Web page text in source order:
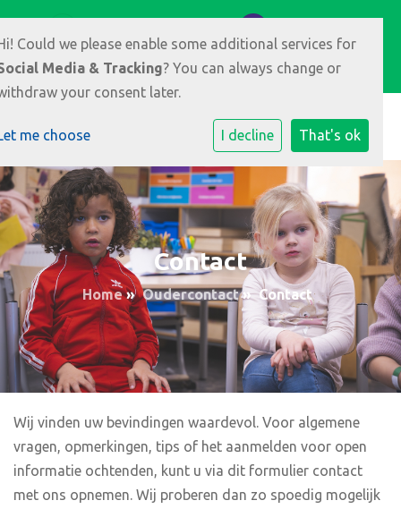
E-mailadres
Contact
Home» Oudercontact» Contact
Wij vinden uw bevindingen waardevol. Voor algemene
vragen, opmerkingen, tips of het aanmelden voor open
informatie ochtenden, kunt u via dit formulier contact
met ons opnemen. Wij proberen dan zo spoedig mogelijk
Could we please enable some additional services for
Media & Tracking? You can always change or
your consent later.
me choose I decline That's ok